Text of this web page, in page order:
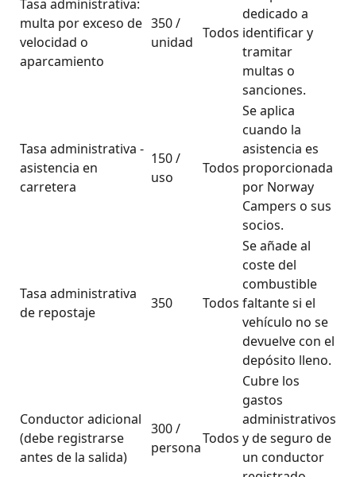
Tasa administrativa:
multa por exceso de
velocidad o
aparcamiento
350 /
unidad
Todos
dedicado a
identificar y
tramitar
multas o
sanciones.
Tasa administrativa -
asistencia en
carretera
150 /
uso
Todos
Se aplica
cuando la
asistencia es
proporcionada
por Norway
Campers o sus
socios.
Tasa administrativa
de repostaje
350 Todos
Se añade al
coste del
combustible
faltante si el
vehículo no se
devuelve con el
depósito lleno.
Conductor adicional
(debe registrarse
antes de la salida)
300 /
persona
Todos
Cubre los
gastos
administrativos
y de seguro de
un conductor